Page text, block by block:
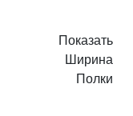
Показать
Ширина
Полки